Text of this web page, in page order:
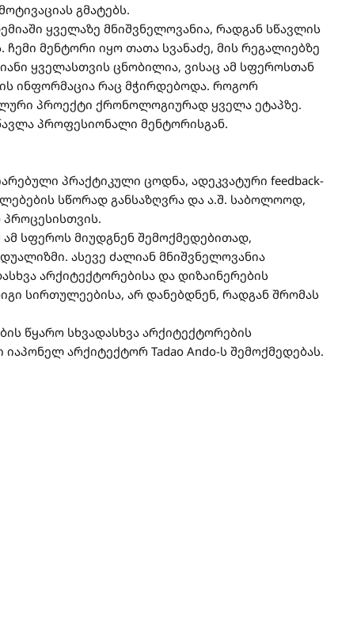
გმატებს.
ყველაზე მნიშვნელოვანია, რადგან სწავლის
მენტორი იყო თათა სვანაძე, მის რეგალიებზე
ყველასთვის ცნობილია, ვისაც ამ სფეროსთან
ის ინფორმაცია რაც მჭირდებოდა. როგორ
პროექტი ქრონოლოგიურად ყველა ეტაპზე.
პროფესიონალი მენტორისგან.
პრაქტიკული ცოდნა, ადეკვატური feedback-
სწორად განსაზღვრა და ა.შ. საბოლოოდ,
სფეროს მიუდგნენ შემოქმედებითად,
ასევე ძალიან მნიშვნელოვანია
არქიტექტორებისა და დიზაინერების
სირთულეებისა, არ დანებდნენ, რადგან შრომას
წყარო სხვადასხვა არქიტექტორების
არქიტექტორ Tadao Ando-ს შემოქმედებას.